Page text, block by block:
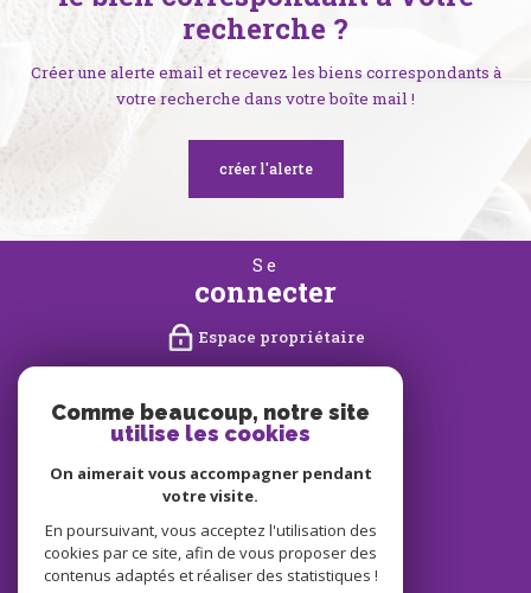
recherche ?
Créer une alerte email et recevez les biens correspondants à
votre recherche dans votre boîte mail !
créer l'alerte
se
connecter
Espace propriétaire
suivre
nous
adhérons
Comme beaucoup, notre site
utilise les cookies
On aimerait vous accompagner pendant
votre visite.
En poursuivant, vous acceptez l'utilisation des
cookies par ce site, afin de vous proposer des
contenus adaptés et réaliser des statistiques !